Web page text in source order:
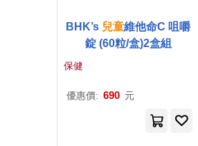
BHK’s 兒童維他命C 咀嚼
錠 (60粒/盒)2盒組
保健
優惠價: 690 元